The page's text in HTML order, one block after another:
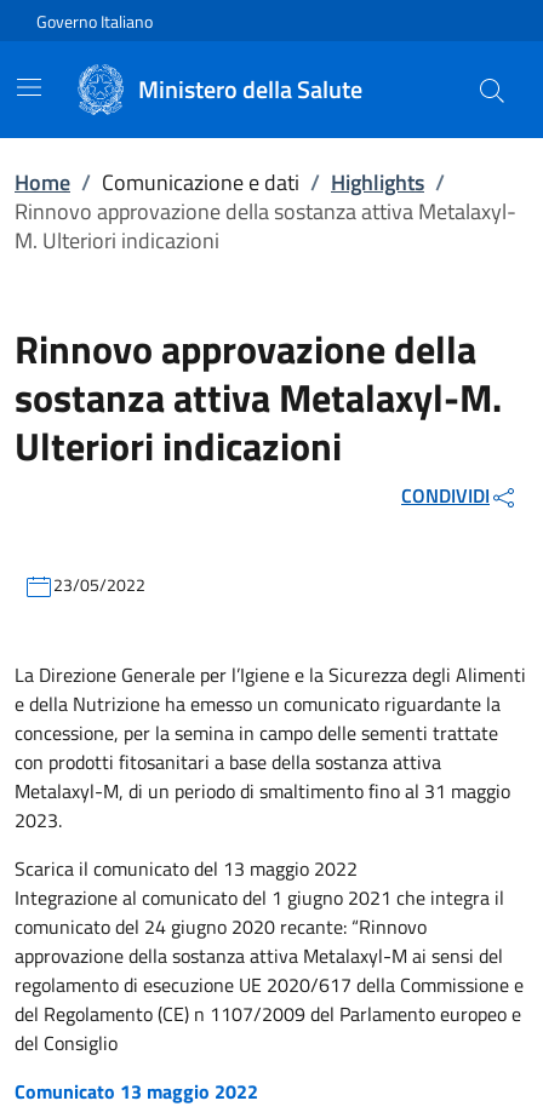
Vai direttamente al contenuto
Governo Italiano
Ministero della Salute
Home / Comunicazione e dati / Highlights /
Rinnovo approvazione della sostanza attiva Metalaxyl-
M. Ulteriori indicazioni
Rinnovo approvazione della
sostanza attiva Metalaxyl-M.
Ulteriori indicazioni
CONDIVIDI
23/05/2022
La Direzione Generale per l’Igiene e la Sicurezza degli Alimenti
e della Nutrizione ha emesso un comunicato riguardante la
concessione, per la semina in campo delle sementi trattate
con prodotti fitosanitari a base della sostanza attiva
Metalaxyl-M, di un periodo di smaltimento fino al 31 maggio
2023.
Scarica il comunicato del 13 maggio 2022
Integrazione al comunicato del 1 giugno 2021 che integra il
comunicato del 24 giugno 2020 recante: “Rinnovo
approvazione della sostanza attiva Metalaxyl-M ai sensi del
regolamento di esecuzione UE 2020/617 della Commissione e
del Regolamento (CE) n 1107/2009 del Parlamento europeo e
del Consiglio
Comunicato 13 maggio 2022